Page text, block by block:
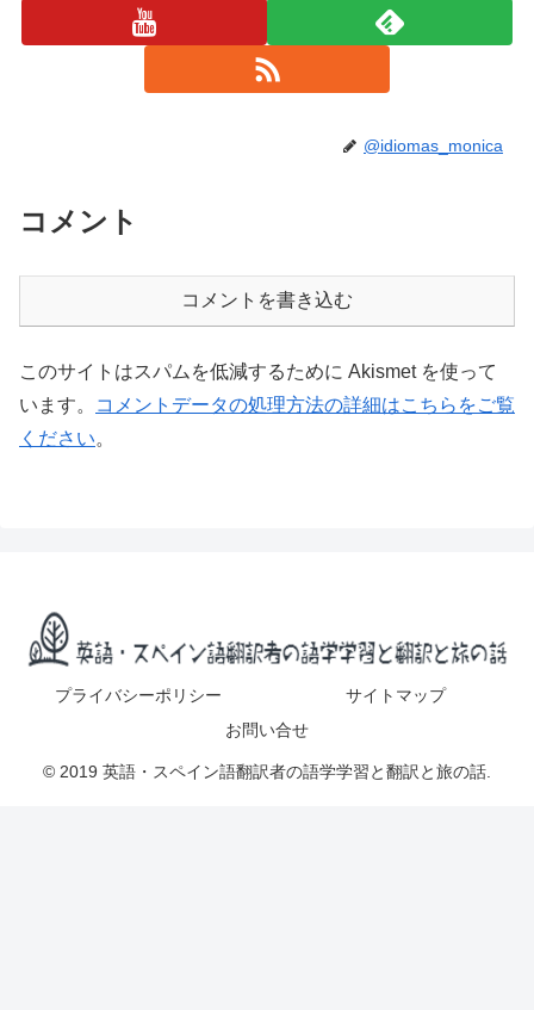
@idiomas_monica
コメント
コメントを書き込む
このサイトはスパムを低減するために Akismet を使って
います。
コメントデータの処理方法の詳細はこちらをご覧
ください。
プライバシーポリシー
サイトマップ
お問い合せ
© 2019 英語・スペイン語翻訳者の語学学習と翻訳と旅の話.